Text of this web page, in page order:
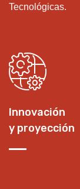
Tecnológicas.
Innovación
y proyección